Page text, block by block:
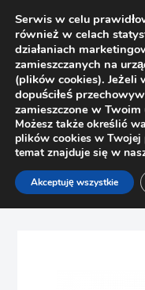
Strona główna
Zawias Clip-Top do
Serwis w celu
również w celach
działaniach
zamieszczanych na
(plików cookies).
dopuściłeś
zamieszczone w
Możesz także określić
plików cookies w Twojej
temat znajduje się w
Akceptuję wszystkie